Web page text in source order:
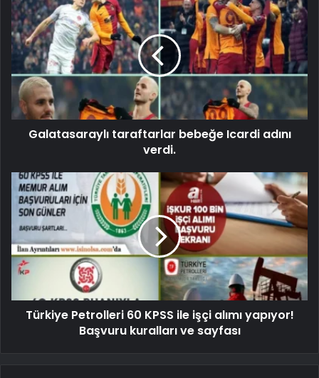
Galatasaraylı taraftarlar bebeğe Icardi adını
verdi.
Türkiye Petrolleri 60 KPSS ile işçi alımı yapıyor!
Başvuru kuralları ve sayfası